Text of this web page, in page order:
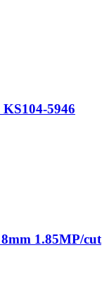
5946
1.85MP/cut